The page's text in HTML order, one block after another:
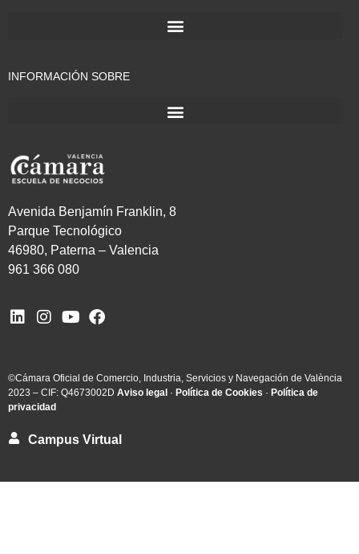
INFORMACIÓN SOBRE
Avenida Benjamín Franklin, 8
Parque Tecnológico
46980, Paterna – Valencia
961 366 080
©Cámara Oficial de Comercio, Industria, Servicios y Navegación de València
2023 – CIF: Q4673002D Aviso legal · Política de Cookies · Política de
privacidad
Campus Virtual